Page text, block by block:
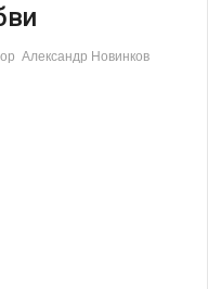
Александр Новинков